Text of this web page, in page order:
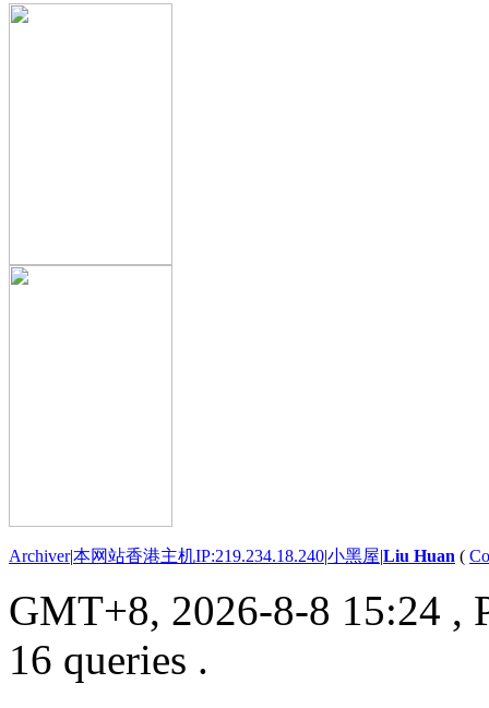
Archiver|本网站香港主机IP:219.234.18.240|小黑屋|Liu Huan (
GMT+8, 2026-8-8 15:24 ,
16 queries .